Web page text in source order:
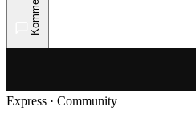
Express · Community